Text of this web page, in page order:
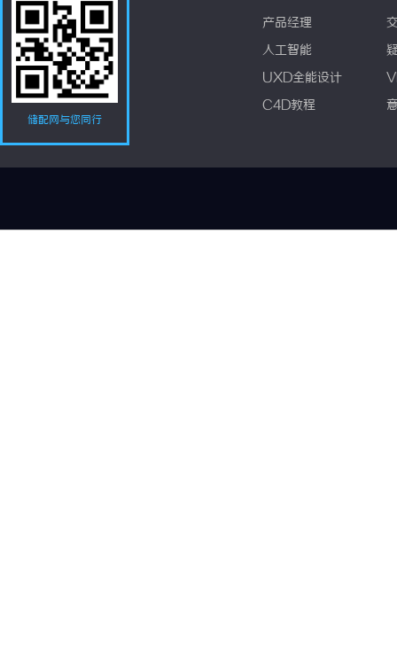
储配网与您同行
产品经理
人工智能
UXD全能设计
C4D教程